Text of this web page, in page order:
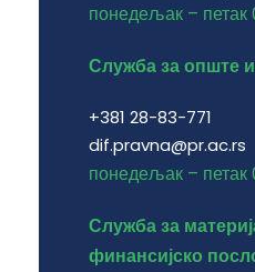
понедељак –
Служба за опште
+381 28-83-771
dif.pravna@pr.ac.rs
понедељак –
Служба за
финансијско